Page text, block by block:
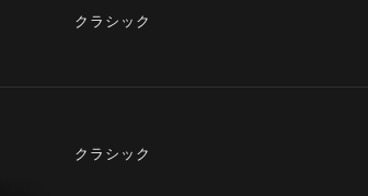
クラシック
クラシック